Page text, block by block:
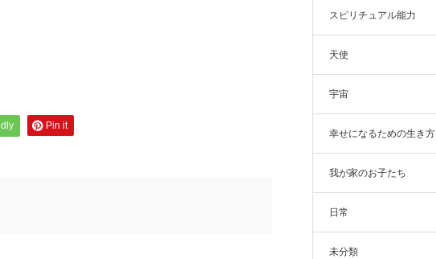
Pin it
スピリチュアル能力
天使
宇宙
幸せになるための生き方
我が家のお子たち
日常
未分類